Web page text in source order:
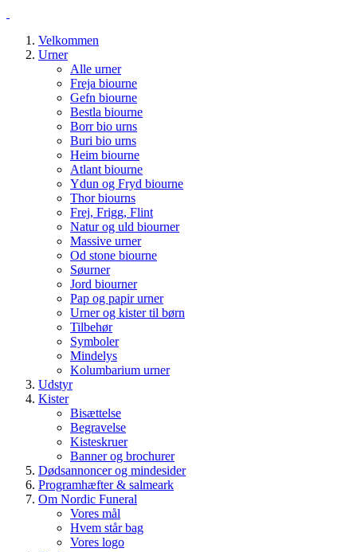
Velkommen
Urner
Alle urner
Freja biourne
Gefn biourne
Bestla biourne
Borr bio urns
Buri bio urns
Heim biourne
Atlant biourne
Ydun og Fryd biourne
Thor biourns
Frej, Frigg, Flint
Natur og uld biourner
Massive urner
Od stone biourne
Søurner
Jord biourner
Pap og papir urner
Urner og kister til børn
Tilbehør
Symboler
Mindelys
Kolumbarium urner
Udstyr
Kister
Bisættelse
Begravelse
Kisteskruer
Banner og brochurer
Dødsannoncer og mindesider
Programhæfter & salmeark
Om Nordic Funeral
Vores mål
Hvem står bag
Vores logo